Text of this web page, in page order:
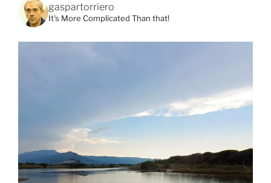
gaspartorriero
It's More Complicated Than that!